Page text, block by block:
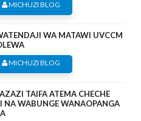
MICHUZI BLOG
WA MATAWI UVCCM
MICHUZI BLOG
TAIFA ATEMA CHECHE
NA WABUNGE WANAOPANGA